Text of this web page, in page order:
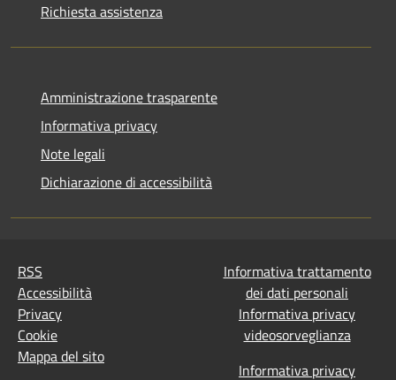
Richiesta assistenza
Amministrazione trasparente
Informativa privacy
Note legali
Dichiarazione di accessibilità
RSS
Accessibilità
Privacy
Cookie
Mappa del sito
Informativa trattamento
dei dati personali
Informativa privacy
videosorveglianza
Informativa privacy